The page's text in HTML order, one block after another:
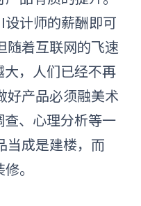
计师的薪酬即可
随着互联网的飞速
，人们已经不再
好产品必须融美术
、心理分析等一
当成是建楼，而
。